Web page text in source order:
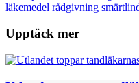
läkemedel rådgivning
Upptäck mer